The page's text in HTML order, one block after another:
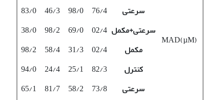
MAD(µM)
سرعتی 76/4
98/0
46/3
83/0
سرعتی+مکمل 02/4
69/0
98/2
38/0
مکمل
02/4
31/3
58/4
98/2
کنترل
82/3
25/1
24/4
94/0
سرعتی 73/8
58/2
81/7
65/1